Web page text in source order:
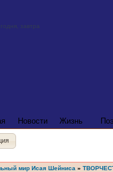
Новости Жизнь
мир Исая Шейниса »